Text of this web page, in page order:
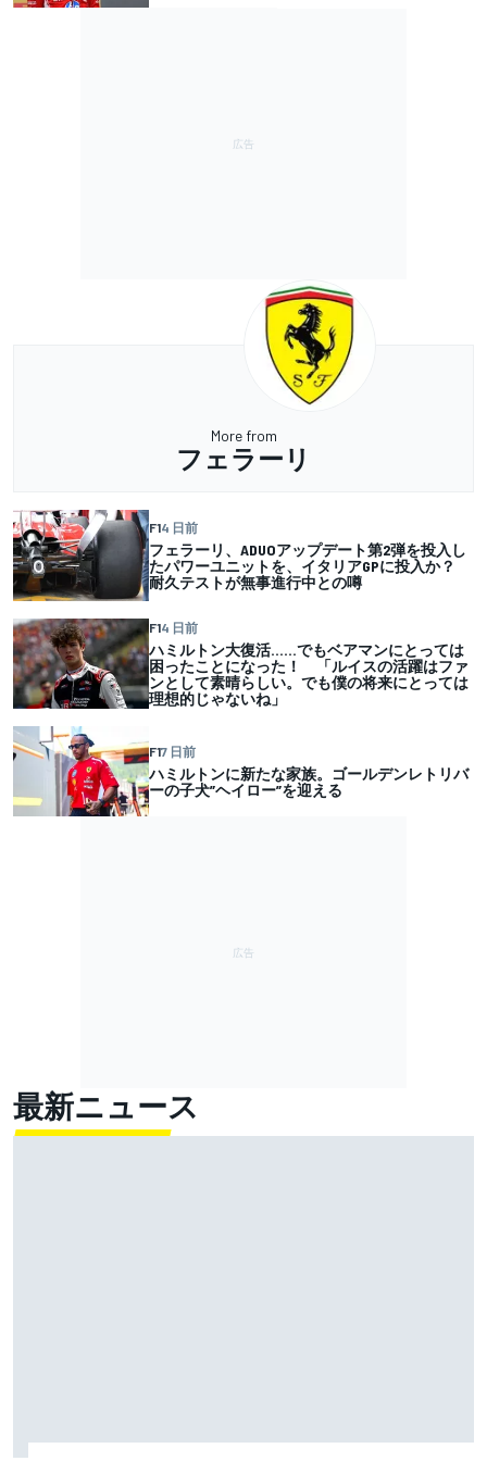
More from
フェラーリ
F14 日前
フェラーリ、ADUOアップデート第2弾を投入し
たパワーユニットを、イタリアGPに投入か？
耐久テストが無事進行中との噂
F14 日前
ハミルトン大復活……でもベアマンにとっては
困ったことになった！ 「ルイスの活躍はファ
ンとして素晴らしい。でも僕の将来にとっては
理想的じゃないね」
F17 日前
ハミルトンに新たな家族。ゴールデンレトリバ
ーの子犬”ヘイロー”を迎える
最新ニュース